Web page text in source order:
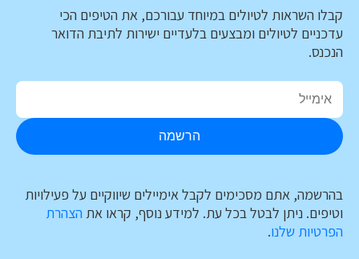
קבלו השראות לטיולים במיוחד עבורכם, את הטיפים הכי
עדכניים לטיולים ומבצעים בלעדיים ישירות לתיבת הדואר
הנכנס.
הרשמה
בהרשמה, אתם מסכימים לקבל אימיילים שיווקיים על פעילויות
וטיפים. ניתן לבטל בכל עת. למידע נוסף, קראו את הצהרת
הפרטיות שלנו.